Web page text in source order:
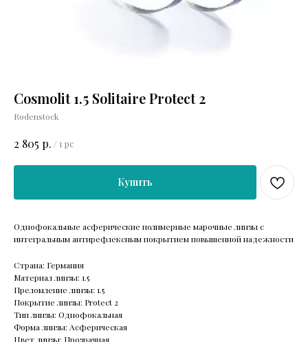
Cosmolit 1.5 Solitaire Protect 2
Rodenstock
2 805 р. / 1 pc
Купить
Однофокальные асферические полимерные марочные линзы с
интегральным антирефлексным покрытием повышенной надежности
Страна: Германия
Материал линзы: 1.5
Преломление линзы: 1.5
Покрытие линзы: Protect 2
Тип линзы: Однофокальная
Форма линзы: Асферическая
Цвет линзы: Прозрачная